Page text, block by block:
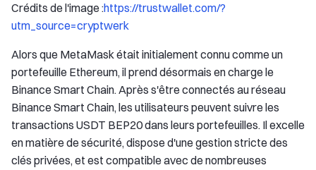
Crédits de l'image :https://trustwallet.com/?
utm_source=cryptwerk
Alors que MetaMask était initialement connu comme un
portefeuille Ethereum, il prend désormais en charge le
Binance Smart Chain. Après s'être connectés au réseau
Binance Smart Chain, les utilisateurs peuvent suivre les
transactions USDT BEP20 dans leurs portefeuilles. Il excelle
en matière de sécurité, dispose d'une gestion stricte des
clés privées, et est compatible avec de nombreuses